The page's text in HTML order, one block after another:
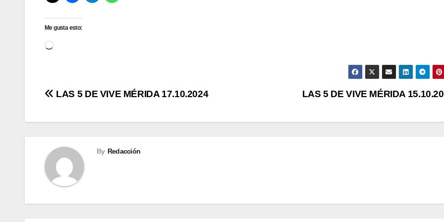
Me gusta esto:
Cargando...
Navegación
de
LAS 5 DE VIVE MÉRIDA
LAS 5 DE VIVE MÉRIDA 17.10.2024
By Redacción